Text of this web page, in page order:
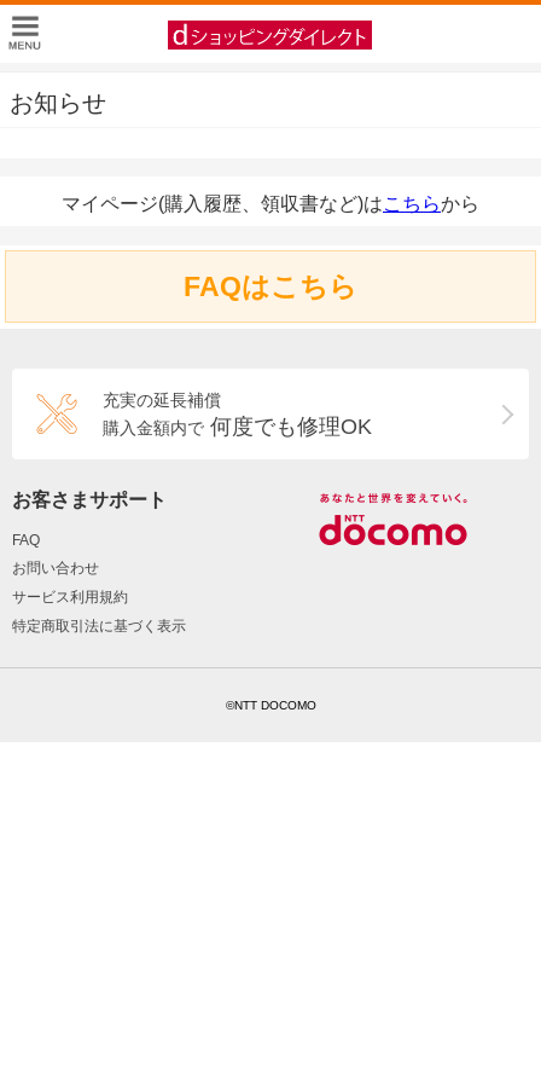
お知らせ
マイページ(購入履歴、領収書など)はこちらから
FAQはこちら
充実の延長補償
購入金額内で 何度でも修理OK
お客さまサポート
FAQ
お問い合わせ
サービス利用規約
特定商取引法に基づく表示
©NTT DOCOMO